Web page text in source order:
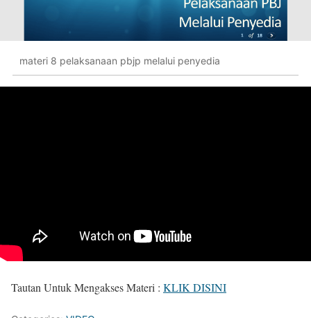
materi 8 pelaksanaan pbjp melalui penyedia
Tautan Untuk Mengakses Materi : KLIK DISINI